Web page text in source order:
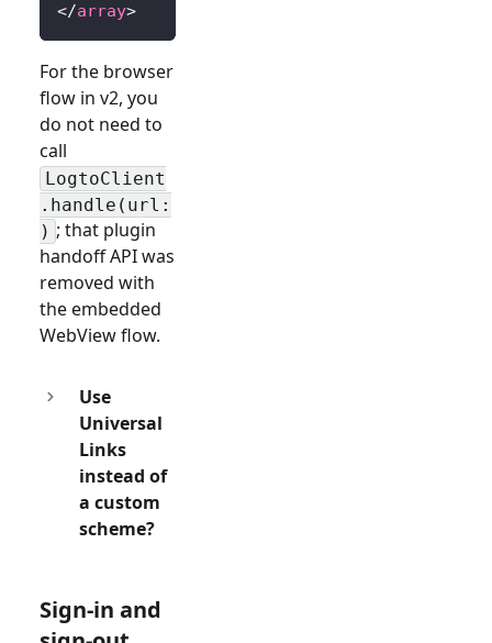
</array>
For the browser
flow in v2, you
do not need to
call
LogtoClient
.handle(url:
) ; that plugin
handoff API was
removed with
the embedded
WebView flow.
Use
Universal
Links
instead of
a custom
scheme?
Sign-in and